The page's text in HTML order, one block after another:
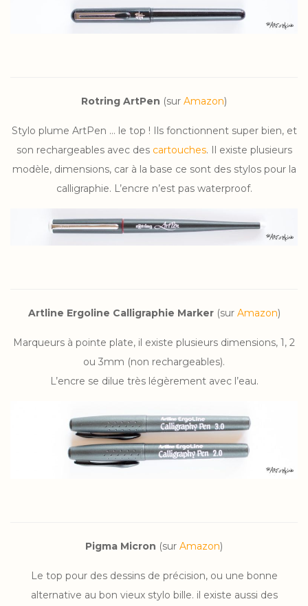
Rotring ArtPen (sur Amazon)
Stylo plume ArtPen … le top ! Ils fonctionnent super bien, et
son rechargeables avec des cartouches. Il existe plusieurs
modèle, dimensions, car à la base ce sont des stylos pour la
calligraphie. L’encre n’est pas waterproof.
Artline Ergoline Calligraphie Marker(sur Amazon)
Marqueurs à pointe plate, il existe plusieurs dimensions, 1, 2
ou 3mm (non rechargeables).
L’encre se dilue très légèrement avec l’eau.
Pigma Micron (sur Amazon)
Le top pour des dessins de précision, ou une bonne
alternative au bon vieux stylo bille. il existe aussi des